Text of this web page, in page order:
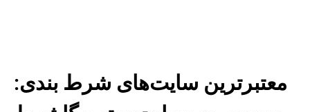
معتبرترین سایت‌های شرط بندی: